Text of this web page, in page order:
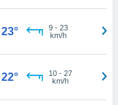
23° 9- 23
km/h
22° 10- 27
km/h